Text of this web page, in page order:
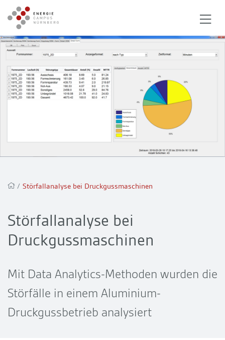
/ Störfallanalyse bei Druckgussmaschinen
Störfallanalyse bei
Druckgussmaschinen
Mit Data Analytics-Methoden wurden die
Störfälle in einem Aluminium-
Druckgussbetrieb analysiert